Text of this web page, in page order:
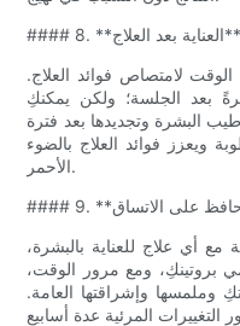
#### 8. **العناية بعد العلاج**
لامتصاص فوائد العلاج.
بعد الجلسة؛ ولكن يمكنكِ
البشرة وتجديدها بعد فترة
ويعزز فوائد العلاج بالضوء
الأحمر.
مع أي علاج للعناية بالبشرة،
بروتينكِ، ومع مرور الوقت،
وإشراقتها العامة.